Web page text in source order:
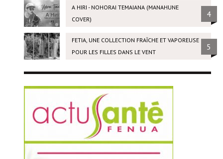
A HIRI - NOHORAI TEMAIANA (MANAHUNE
COVER)
4
FETIA, UNE COLLECTION FRAÎCHE ET VAPOREUSE
POUR LES FILLES DANS LE VENT
5